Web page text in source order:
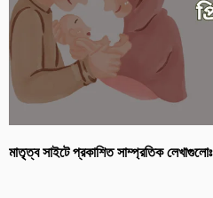
মাতৃত্ব সাইটে প্রকাশিত সাম্প্রতিক লেখাগুলোঃ